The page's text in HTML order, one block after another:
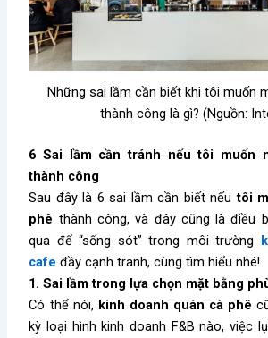
Những sai lầm cần biết khi tôi muốn
thành công là gì? (Nguồn:
6 Sai lầm cần tránh nếu tôi muốn
thành công
Sau đây là 6 sai lầm cần biết nếutôi
phê thành công, và đây cũng là điều
qua để “sống sót” trong môi trường
cafe đầy cạnh tranh, cùng tìm hiểu nhé!
1. Sai lầm trong lựa chọn mặt bằng
Có thể nói, kinh doanh quán cà phê
kỳ loại hình kinh doanh F&B nào, việc